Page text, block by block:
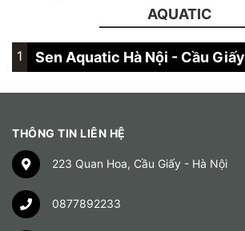
AQUATIC
1 Sen Aquatic Hà Nội - Cầu Giấy
THÔNG TIN LIÊN HỆ
223 Quan Hoa, Cầu Giấy - Hà Nội
0877892233